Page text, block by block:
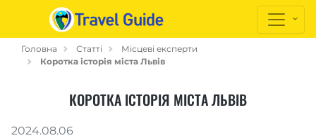
Головна Статті
Місцеві експерти
Коротка історія міста Львів
КОРОТКА ІСТОРІЯ МІСТА ЛЬВІВ
2024.08.06